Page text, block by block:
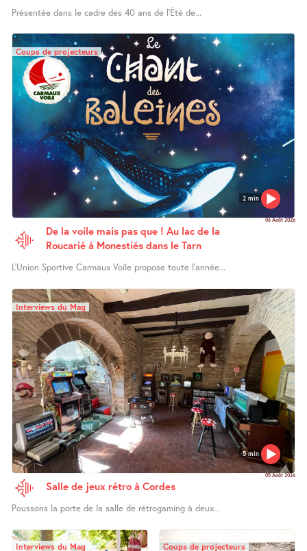
Présentée dans le cadre des 40 ans de l’Été de...
2 min
Coups de projecteurs
06 Août 2026
De la voile mais pas que ! Au lac de la
Roucarié à Monestiés dans le Tarn
L’Union Sportive Carmaux Voile propose toute l’année...
5 min
Interviews du Mag
05 Août 2026
Salle de jeux rétro à Cordes
Poussons la porte de la salle de rétrogaming à deux...
Interviews du Mag Coups de projecteurs